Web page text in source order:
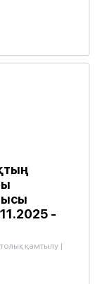
-
қамтылу |